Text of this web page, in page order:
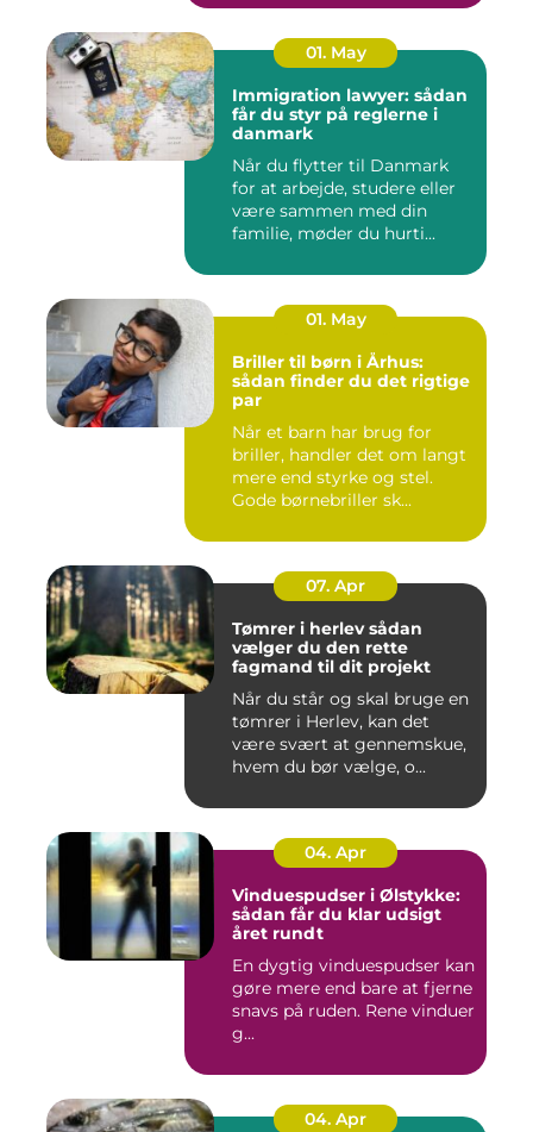
01. May
Immigration lawyer: sådan
får du styr på reglerne i
danmark
Når du flytter til Danmark
for at arbejde, studere eller
være sammen med din
familie, møder du hurti...
01. May
Briller til børn i Århus:
sådan finder du det rigtige
par
Når et barn har brug for
briller, handler det om langt
mere end styrke og stel.
Gode børnebriller sk...
07. Apr
Tømrer i herlev sådan
vælger du den rette
fagmand til dit projekt
Når du står og skal bruge en
tømrer i Herlev, kan det
være svært at gennemskue,
hvem du bør vælge, o...
04. Apr
Vinduespudser i Ølstykke:
sådan får du klar udsigt
året rundt
En dygtig vinduespudser kan
gøre mere end bare at fjerne
snavs på ruden. Rene vinduer
g...
04. Apr